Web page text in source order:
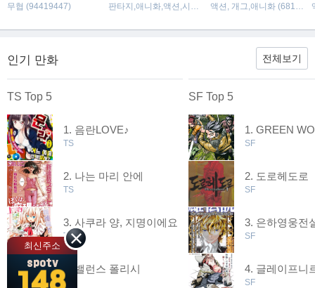
최신주소
spotv
148
무협 (94419447)
인기 만화 전체보기
TS Top 5
음란LOVE♪
TS
나는 마리 안에
TS
사쿠라 양, 지명이에요
TS
밸런스 폴리시
TS
SF Top 5
GREEN
SF
도로헤도로
SF
은하영웅전
SF
글레이프니
SF